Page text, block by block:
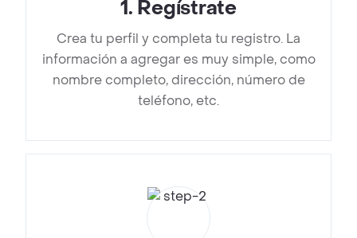
1. Regístrate
Crea tu perfil y completa tu registro. La
información a agregar es muy simple, como
nombre completo, dirección, número de
teléfono, etc.